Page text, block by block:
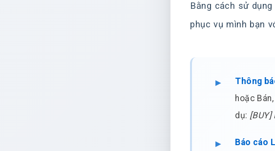
Bằng cách sử
phục vụ mình bạn
Thông
hoặc
dụ: [BUY]
Báo cáo